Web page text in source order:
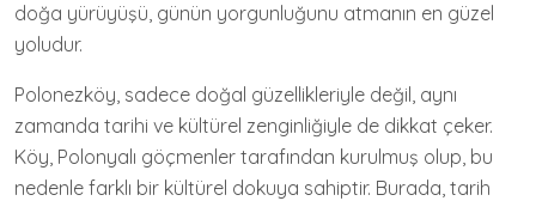
doğa yürüyüşü, günün yorgunluğunu atmanın en güzel
yoludur.
Polonezköy, sadece doğal güzellikleriyle değil, aynı
zamanda tarihi ve kültürel zenginliğiyle de dikkat çeker.
Köy, Polonyalı göçmenler tarafından kurulmuş olup, bu
nedenle farklı bir kültürel dokuya sahiptir. Burada, tarih